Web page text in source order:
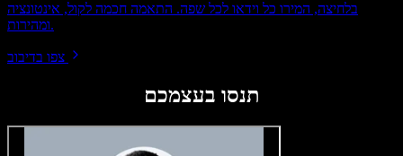
בלחיצה, המירו כל וידאו לכל שפה. התאמה חכמה לקול, אינטונציה
ומהירות.
צפו בדיבוב
תנסו בעצמכם